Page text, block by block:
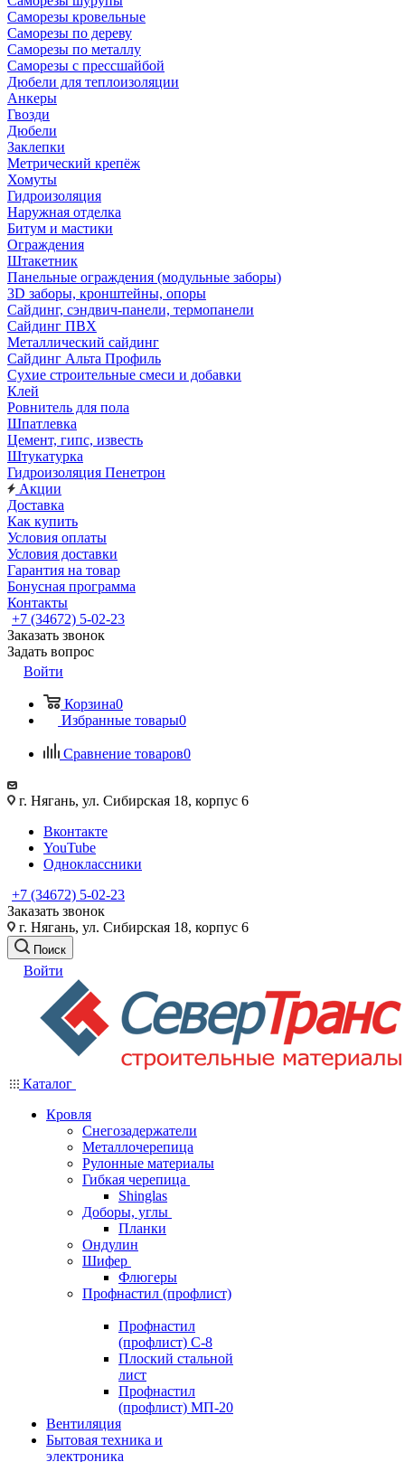
Саморезы кровельные
Саморезы по дереву
Саморезы по металлу
Саморезы с прессшайбой
Дюбели для теплоизоляции
Анкеры
Гвозди
Дюбели
Заклепки
Метрический крепёж
Хомуты
Гидроизоляция
Наружная отделка
Битум и мастики
Ограждения
Штакетник
Панельные ограждения (модульные заборы)
3D заборы, кронштейны, опоры
Cайдинг, сэндвич-панели, термопанели
Сайдинг ПВХ
Металлический сайдинг
Сайдинг Альта Профиль
Сухие строительные смеси и добавки
Клей
Ровнитель для пола
Шпатлевка
Цемент, гипс, известь
Штукатурка
Гидроизоляция Пенетрон
Акции
Доставка
Как купить
Условия оплаты
Условия доставки
Гарантия на товар
Бонусная программа
Контакты
+7 (34672) 5-02-23
Заказать звонок
Задать вопрос
Войти
Корзина0
Избранные товары0
Сравнение товаров0
г. Нягань, ул. Сибирская 18, корпус 6
Вконтакте
YouTube
Одноклассники
+7 (34672) 5-02-23
Заказать звонок
г. Нягань, ул. Сибирская 18, корпус 6
Поиск
Войти
Каталог
Кровля
Снегозадержатели
Металлочерепица
Рулонные материалы
Гибкая черепица
Shinglas
Доборы, углы
Планки
Ондулин
Шифер
Флюгеры
Профнастил (профлист)
Профнастил
(профлист) С-8
Плоский стальной
лист
Профнастил
(профлист) МП-20
Вентиляция
Бытовая техника и
электроника